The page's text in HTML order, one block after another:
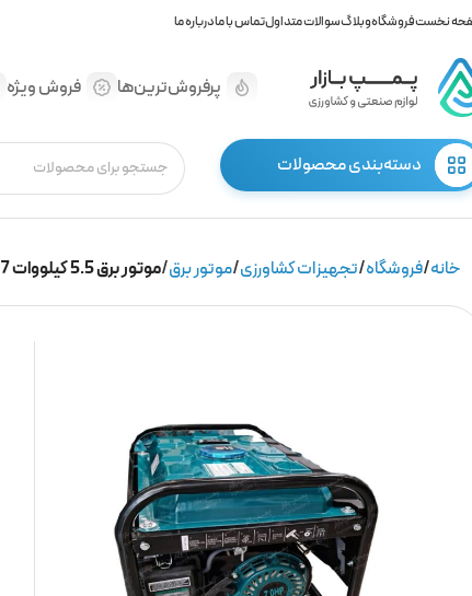
نخستفروشگاهوبلاگسوالات متداولتماس با مادرباره ما
پرفروش‌ترین‌ها فروش ویژه
دسته‌بندی محصولات
خانه فروشگاه تجهیزات کشاورزی موتور برق موتور برق 5.5 کیلووات 22.7 آمپر مدل 6000E برند CNB